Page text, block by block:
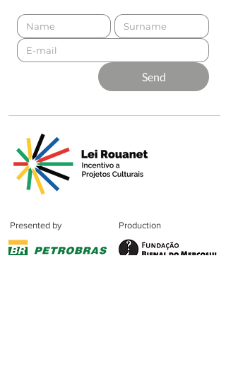
Send
Presented by Production